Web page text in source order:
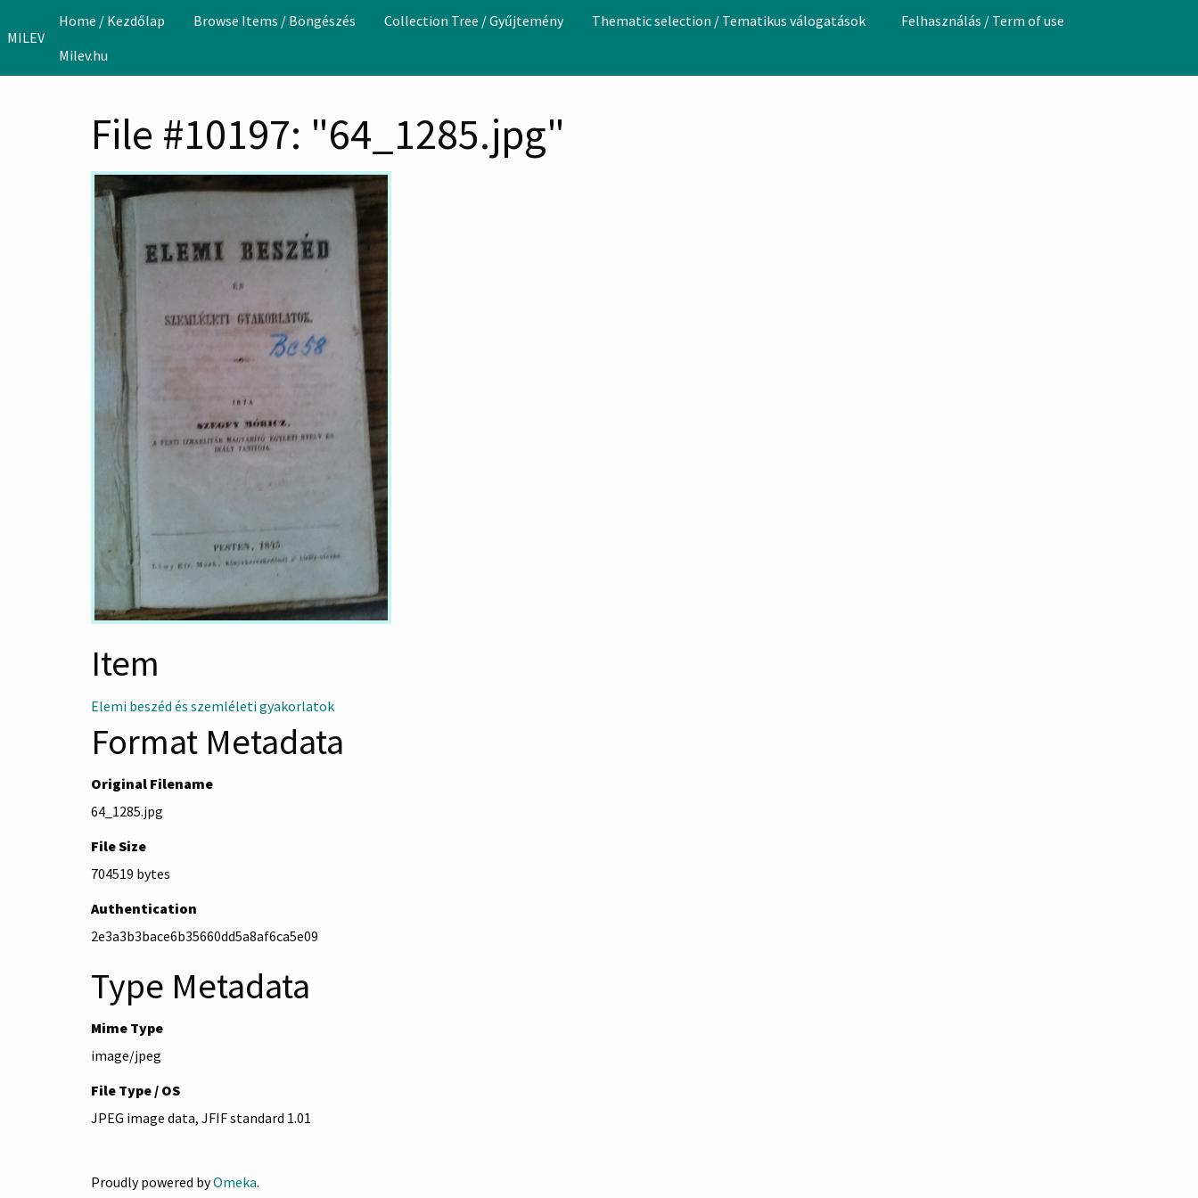
MILEV
Home / Kezdőlap Browse Items / Böngészés Collection Tree / Gyűjtemény Thematic selection / Tematikus válogatások
Felhasználás / Term of use
Milev.hu
File #10197: "64_1285.jpg"
Item
Elemi beszéd és szemléleti gyakorlatok
Format Metadata
Original Filename
64_1285.jpg
File Size
704519 bytes
Authentication
2e3a3b3bace6b35660dd5a8af6ca5e09
Type Metadata
Mime Type
image/jpeg
File Type / OS
JPEG image data, JFIF standard 1.01
Proudly powered byOmeka.